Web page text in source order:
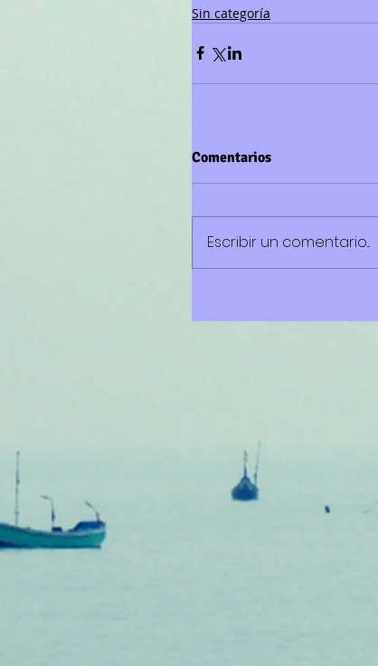
Sin categoría
Comentarios
Escribir un comentario...